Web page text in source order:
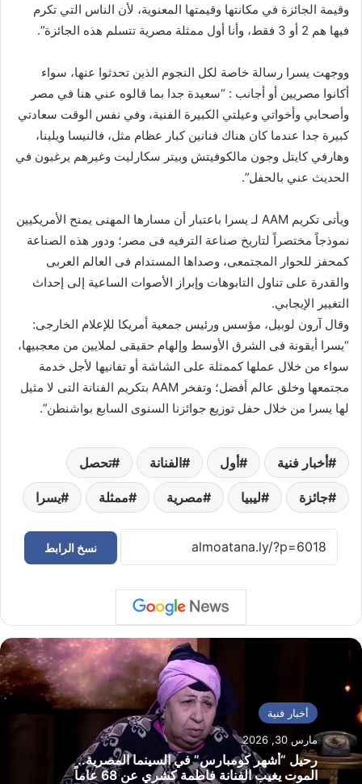
وقيمة الجائزة في مكانتها وقيمتها المعنوية، لأن الناس التي تكرم
فيها هم 2 أو 3 فقط، وأنا أول ممثلة مصرية تتسلم هذه الجائزة”.
ووجهت يسرا رسالة خاصة لكل النجوم الذين تحدثوا عنها، سواء
أكانوا مصريين أو أجانب : “سعيدة جدا بما قالوه عني هنا في مصر
وأصحابي وأخواتي وعيلتي الكبيرة الفنية، وفي نفس الوقت سعادتي
كبيرة جدا عندما كان هناك فنانين كبار عظام مثل، فالنيسا ويلينا،
وهارفي كايتل وجون مالكوفيتش وبيتر سكارليت وغيرهم يرغبون في
الحديث عني بالحفل”.
ويأتى تكريم AAM لـ يسرا باعتبار أن مسارها المهنى يمنح الأمريكيين
نموذجاً مختصراً لتاريخ صناعة الترفيه فى مصر؛ ودور هذه الصناعة
كمحفز للحوار المجتمعى، وصداها المستدام فى العالم العربى
والقدرة على تناول التابوهات وإبراز الأصوات الساعية إلى إحداث
التغيير الإيجابي.
وقال آرون لوبيل، مؤسس ورئيس جمعية أمريكا للإعلام الخارجى:
“يسرا أيقونة فى الشرق الأوسط وإلهام حقيقى لملايين من معجبيها،
سواء من خلال عملها كممثلة على الشاشة أو تفانيها لأجل خدمة
مجتمعها وخلق عالم أفضل؛ وتفخر AAM بتكريم الفنانة التى لا مثيل
لها يسرا من خلال حفل توزيع جوائزنا السنوى السابع بواشنطن”.
أخبار فنية أول الفنانة تحصل
جائزة ليبيا مصرية ممثلة يسرا
نسخ الرابط
أخبار فنية
مارس 30, 2026
رحيل “أشهر كومبارس” في السينما المصرية..
الموت يغيب الفنانة فاطمة كشري عن 68 عاماً